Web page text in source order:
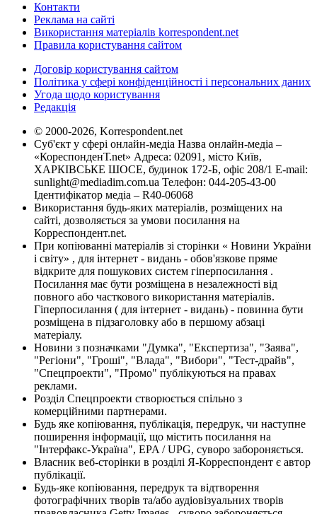
Контакти
Реклама на сайті
Використання матеріалів korrespondent.net
Правила користування сайтом
Договір користування сайтом
Політика у сфері конфіденційності і персональних даних
Угода щодо користування
Редакція
© 2000-2026, Korrespondent.net
Суб'єкт у сфері онлайн-медіа Назва онлайн-медіа –
«КореспонденТ.net» Адреса: 02091, місто Київ,
ХАРКІВСЬКЕ ШОСЕ, будинок 172-Б, офіс 208/1 E-mail:
sunlight@mediadim.com.ua Телефон: 044-205-43-00
Ідентифікатор медіа – R40-06068
Використання будь-яких матеріалів, розміщених на
сайті, дозволяється за умови посилання на
Корреспондент.net.
При копіюванні матеріалів зі сторінки « Новини України
і світу» , для інтернет - видань - обов'язкове пряме
відкрите для пошукових систем гіперпосилання .
Посилання має бути розміщена в незалежності від
повного або часткового використання матеріалів.
Гіперпосилання ( для інтернет - видань) - повинна бути
розміщена в підзаголовку або в першому абзаці
матеріалу.
Новини з позначками "Думка", "Експертиза", "Заява",
"Регіони", "Гроші", "Влада", "Вибори", "Тест-драйв",
"Спецпроекти", "Промо" публікуються на правах
реклами.
Розділ Спецпроекти створюється спільно з
комерційними партнерами.
Будь яке копіювання, публікація, передрук, чи наступне
поширення інформації, що містить посилання на
"Інтерфакс-Україна", EPA / UPG, суворо забороняється.
Власник веб-сторінки в розділі Я-Корреспондент є автор
публікації.
Будь-яке копіювання, передрук та відтворення
фотографічних творів та/або аудіовізуальних творів